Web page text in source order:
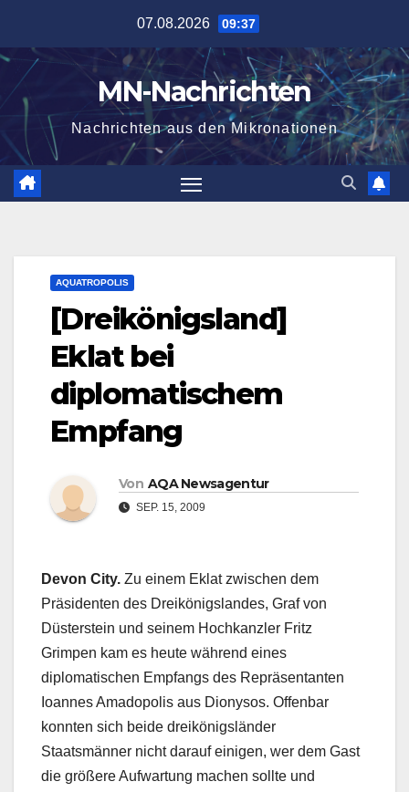
springen
07.08.2026 09:37
MN-Nachrichten
Nachrichten aus den Mikronationen
AQUATROPOLIS
[Dreikönigsland]
Eklat bei
diplomatischem
Empfang
Von AQA Newsagentur
SEP. 15, 2009
Devon City. Zu einem Eklat zwischen dem
Präsidenten des Dreikönigslandes, Graf von
Düsterstein und seinem Hochkanzler Fritz
Grimpen kam es heute während eines
diplomatischen Empfangs des Repräsentanten
Ioannes Amadopolis aus Dionysos. Offenbar
konnten sich beide dreikönigsländer
Staatsmänner nicht darauf einigen, wer dem Gast
die größere Aufwartung machen sollte und